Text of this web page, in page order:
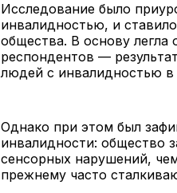
Исследование было
инвалидностью, и
общества. В основу легла
респондентов —
людей с инвалидностью
Однако при этом был
инвалидности: общество
сенсорных нарушений,
прежнему часто